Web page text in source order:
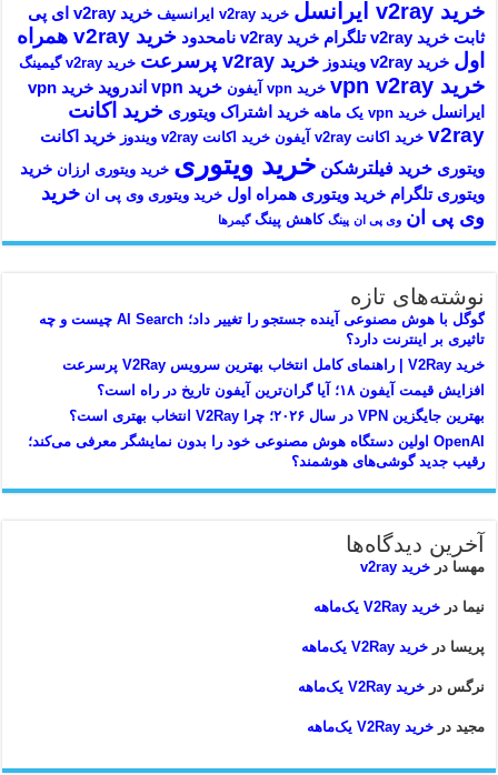
خرید v2ray ایرانسل خرید v2ray ایرانسیف
خرید v2ray ای پی
ثابت خرید v2ray تلگرام خرید v2ray نامحدود
خرید v2ray همراه
اول خرید v2ray ویندوز خرید v2ray پرسرعت خرید v2ray گیمینگ
خرید vpn v2ray خرید vpn آیفون خرید vpn اندروید
خرید vpn
ایرانسل خرید vpn یک ماهه خرید اشتراک ویتوری خرید اکانت
v2ray خرید اکانت v2ray آیفون خرید اکانت v2ray ویندوز
خرید اکانت
ویتوری خرید فیلترشکن خرید ویتوری خرید ویتوری ارزان خرید
ویتوری تلگرام خرید ویتوری همراه اول خرید ویتوری وی پی ان خرید
وی پی ان وی پی ان پینگ کاهش پینگ گیمرها
نوشته‌های تازه
گوگل با هوش مصنوعی آینده جستجو را تغییر داد؛ AI Search چیست و چه
تاثیری بر اینترنت دارد؟
خرید V2Ray | راهنمای کامل انتخاب بهترین سرویس V2Ray پرسرعت
افزایش قیمت آیفون ۱۸؛ آیا گران‌ترین آیفون تاریخ در راه است؟
بهترین جایگزین VPN در سال ۲۰۲۶؛ چرا V2Ray انتخاب بهتری است؟
OpenAI اولین دستگاه هوش مصنوعی خود را بدون نمایشگر معرفی می‌کند؛
رقیب جدید گوشی‌های هوشمند؟
آخرین دیدگاه‌ها
مهسا درخرید v2ray
نیما درخرید V2Ray یک‌ماهه
پریسا درخرید V2Ray یک‌ماهه
نرگس درخرید V2Ray یک‌ماهه
مجید درخرید V2Ray یک‌ماهه